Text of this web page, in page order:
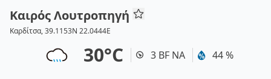
Καιρός Λουτροπηγή
Καρδίτσα, 39.1153N 22.0444E
30°C 3 BF ΝΑ 44 %